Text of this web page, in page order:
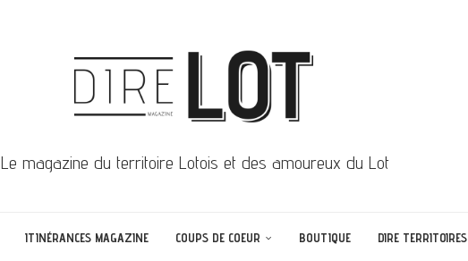
Le magazine du territoire Lotois et des amoureux du Lot
ITINÉRANCES MAGAZINE COUPS DE COEUR BOUTIQUE DIRE TERRITOIRES